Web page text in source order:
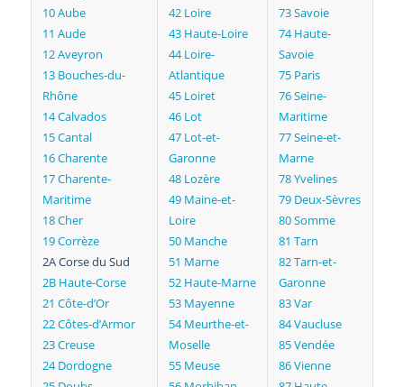
10 Aube
11 Aude
12 Aveyron
13 Bouches-du-
Rhône
14 Calvados
15 Cantal
16 Charente
17 Charente-
Maritime
18 Cher
19 Corrèze
2A Corse du Sud
2B Haute-Corse
21 Côte-d’Or
22 Côtes-d’Armor
23 Creuse
24 Dordogne
42 Loire
43 Haute-Loire
44 Loire-
Atlantique
45 Loiret
46 Lot
47 Lot-et-
Garonne
48 Lozère
49 Maine-et-
Loire
50 Manche
51 Marne
52 Haute-Marne
53 Mayenne
54 Meurthe-et-
Moselle
55 Meuse
73 Savoie
74 Haute-
Savoie
75 Paris
76 Seine-
Maritime
77 Seine-et-
Marne
78 Yvelines
79 Deux-Sèvres
80 Somme
81 Tarn
82 Tarn-et-
Garonne
83 Var
84 Vaucluse
85 Vendée
86 Vienne